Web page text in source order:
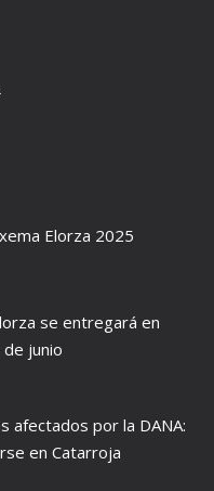
Elorza 2025
se entregará en
junio
afectados por la DANA:
en Catarroja